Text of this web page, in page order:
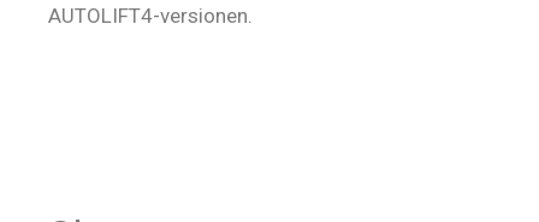
AUTOLIFT4-versionen.